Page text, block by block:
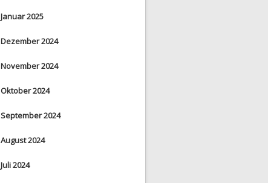
Januar 2025
Dezember 2024
November 2024
Oktober 2024
September 2024
August 2024
Juli 2024